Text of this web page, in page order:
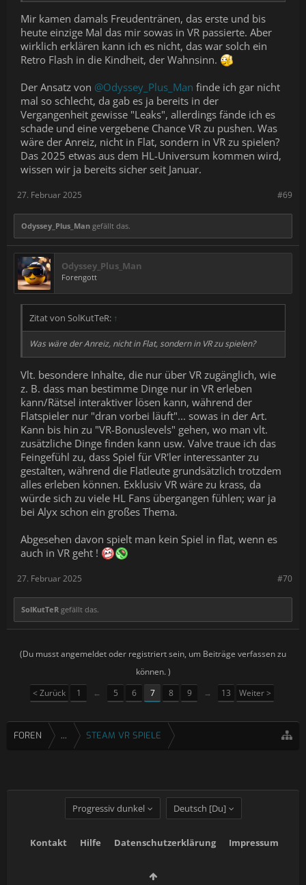
Mir kamen damals Freudentränen, das erste und bis
heute einzige Mal das mir sowas in VR passierte. Aber
wirklich erklären kann ich es nicht, das war solch ein
Retro Flash in die Kindheit, der Wahnsinn.
Der Ansatz von @Odyssey_Plus_Man finde ich gar nicht
mal so schlecht, da gab es ja bereits in der
Vergangenheit gewisse "Leaks", allerdings fände ich es
schade und eine vergebene Chance VR zu pushen. Was
wäre der Anreiz, nicht in Flat, sondern in VR zu spielen?
Das 2025 etwas aus dem HL-Universum kommen wird,
wissen wir ja bereits sicher seit Januar.
#69
27. Februar 2025
Odyssey_Plus_Man gefällt das.
Odyssey_Plus_Man
Forengott
Zitat von SolKutTeR: ↑
Was wäre der Anreiz, nicht in Flat, sondern in VR zu spielen?
Vlt. besondere Inhalte, die nur über VR zugänglich, wie
z. B. dass man bestimme Dinge nur in VR erleben
kann/Rätsel interaktiver lösen kann, während der
Flatspieler nur "dran vorbei läuft"... sowas in der Art.
Kann bis hin zu "VR-Bonuslevels" gehen, wo man vlt.
zusätzliche Dinge finden kann usw. Valve traue ich das
Feingefühl zu, dass Spiel für VR'ler interessanter zu
gestalten, während die Flatleute grundsätzlich trotzdem
alles erleben können. Exklusiv VR wäre zu krass, da
würde sich zu viele HL Fans übergangen fühlen; war ja
bei Alyx schon ein großes Thema.
Abgesehen davon spielt man kein Spiel in flat, wenn es
auch in VR geht !
#70
27. Februar 2025
SolKutTeR gefällt das.
(Du musst angemeldet oder registriert sein, um Beiträge verfassen zu
können. )
< Zurück
1 ← 5 6 7 8 9 → 13 Weiter >
FOREN ... STEAM VR SPIELE
Progressiv dunkel Deutsch [Du]
Kontakt Hilfe Datenschutzerklärung Impressum